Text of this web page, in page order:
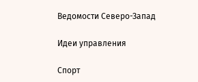
Ведомости Северо-Запад
Идеи управления
Спорт